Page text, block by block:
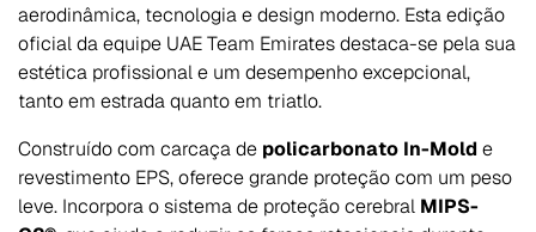
aerodinâmica, tecnologia e design moderno. Esta edição
oficial da equipe UAE Team Emirates destaca-se pela sua
estética profissional e um desempenho excepcional,
tanto em estrada quanto em triatlo.
Construído com carcaça de policarbonato In-Molde
revestimento EPS, oferece grande proteção com um peso
leve. Incorpora o sistema de proteção cerebral MIPS-